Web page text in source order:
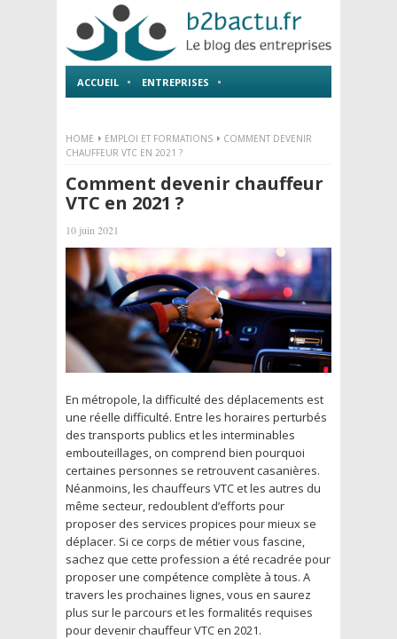
ACCUEIL ENTREPRISES
HOME EMPLOI ET FORMATIONS
COMMENT DEVENIR
CHAUFFEUR VTC EN 2021 ?
Comment devenir chauffeur
VTC en 2021 ?
10 juin 2021
En métropole, la difficulté des déplacements est
une réelle difficulté. Entre les horaires perturbés
des transports publics et les interminables
embouteillages, on comprend bien pourquoi
certaines personnes se retrouvent casanières.
Néanmoins, les chauffeurs VTC et les autres du
même secteur, redoublent d’efforts pour
proposer des services propices pour mieux se
déplacer. Si ce corps de métier vous fascine,
sachez que cette profession a été recadrée pour
proposer une compétence complète à tous. A
travers les prochaines lignes, vous en saurez
plus sur le parcours et les formalités requises
pour devenir chauffeur VTC en 2021.